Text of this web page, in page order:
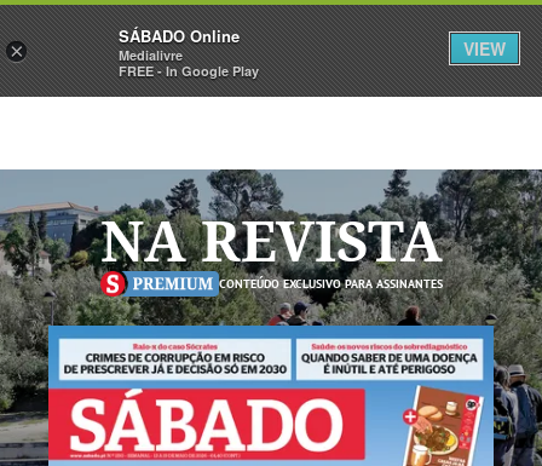
Sábado Assine Iniciar Sessão
NA REVISTA
CONTEÚDO EXCLUSIVO PARA ASSINANTES
×
SÁBADO Online
Medialivre
FREE - In Google Play
VIEW